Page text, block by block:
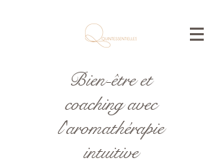
Bien-être et
coaching avec
l'aromathérapie
intuitive